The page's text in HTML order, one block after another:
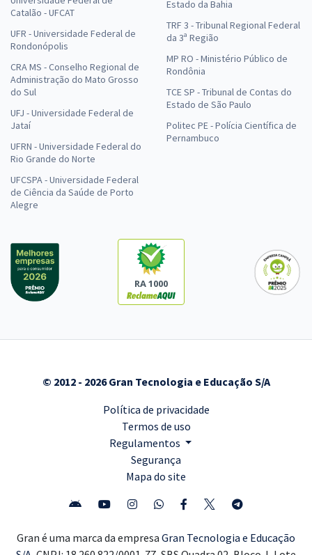
Catalão - UFCAT
UFR - Universidade Federal de
Rondonópolis
CRA MS - Conselho Regional de
Administração do Mato Grosso
do Sul
UFJ - Universidade Federal de
Jataí
UFRN - Universidade Federal do
Rio Grande do Norte
UFCSPA - Universidade Federal
de Ciência da Saúde de Porto
Alegre
Estado da Bahia
TRF 3 - Tribunal Regional Federal
da 3ª Região
MP RO - Ministério Público de
Rondônia
TCE SP - Tribunal de Contas do
Estado de São Paulo
Politec PE - Polícia Científica de
Pernambuco
RA 1000
© 2012 - 2026 Gran Tecnologia e Educação S/A
Política de privacidade
Termos de uso
Regulamentos
Segurança
Mapa do site
Gran é uma marca da empresa Gran Tecnologia e Educação